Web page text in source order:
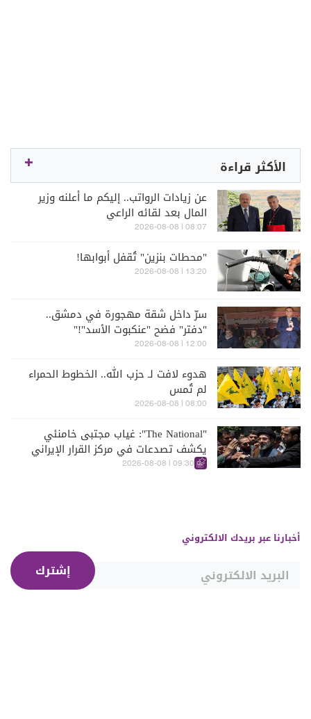
الأكثر قراءة
عن زيادات الرواتب.. إليكم ما أعلنه وزير
المال بعد لقائه الراعي
08:07 | 2026-08-08
"محطات بنزين" تُقفل أبوابها!
13:20 | 2026-08-08
سرّ داخل شقة مهجورة في دمشق..
"دفتر" فضح "عنكبوت الأسد"!"
12:00 | 2026-08-08
هدوء لافت لـ حزب الله.. الخطوط الحمراء
لم تُمس
08:00 | 2026-08-08
"The National": غياب مجتبى خامنئي
يكشف تصدعات في مركز القرار الإيراني
09:30 | 2026-08-08
أخبارنا عبر بريدك الالكتروني
إشترك